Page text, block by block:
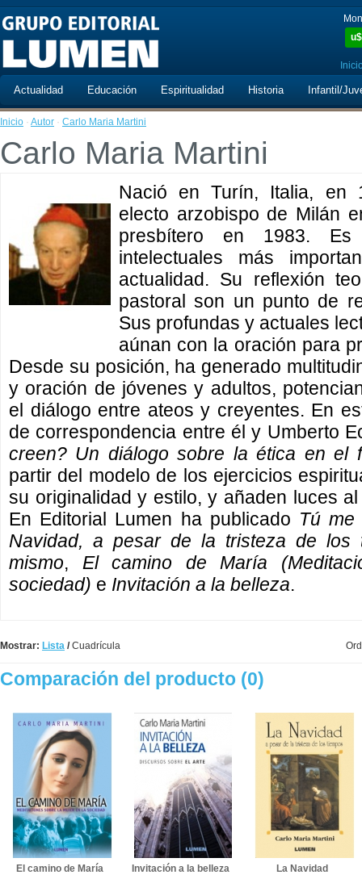
u$
Actualidad Educación Espiritualidad Historia Infantil/
Inicio · Autor · Carlo Maria Martini
Carlo Maria Martini
Nació en Turín, Italia, en
electo arzobispo de Milán
presbítero en 1983.
intelectuales más
actualidad. Su reflexión
pastoral son un punto de
Sus profundas y actuales
aúnan con la oración para
Desde su posición, ha generado
y oración de jóvenes y adultos,
el diálogo entre ateos y creyentes. En
de correspondencia entre él y Umberto
creen? Un diálogo sobre la ética en el
partir del modelo de los ejercicios
su originalidad y estilo, y añaden luces
En Editorial Lumen ha publicado Tú me
Navidad, a pesar de la tristeza de los
mismo, El camino de María
sociedad) e Invitación a la belleza.
Mostrar: Lista /Cuadrícula
Comparación del producto (0)
El camino de María Invitación a la belleza La Navidad